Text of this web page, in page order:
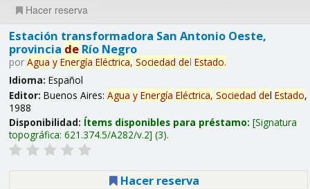
Hacer reserva
Estación transformadora San Antonio Oeste,
provincia deRío Negro
por Agua y Energía Eléctrica, Sociedad del Estado.
Idioma: Español
Editor: Buenos Aires: Agua y Energía Eléctrica, Sociedad del Estado,
1988
Disponibilidad: Ítems disponibles para préstamo: Signatura
topográfica: 621.374.5/A282/v.2 (3).
Hacer reserva